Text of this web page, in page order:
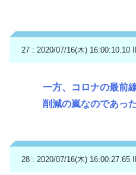
27 : 2020/07/16(木) 16:00:10.10
一方、コロナの最前
削減の嵐なのであっ
28 : 2020/07/16(木) 16:00:27.65